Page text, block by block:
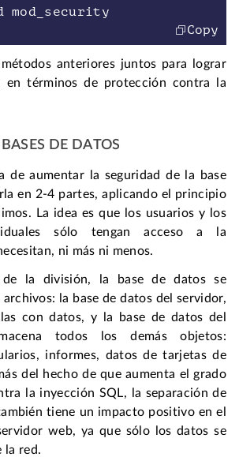
Copy
anteriores juntos para lograr
en términos de protección contra la
DE DATOS
de aumentar la seguridad de la base
en 2-4 partes, aplicando el principio
La idea es que los usuarios y los
sólo tengan acceso a la
ni más ni menos.
de la división, la base de datos se
archivos: la base de datos del servidor,
con datos, y la base de datos del
todos los demás objetos:
informes, datos de tarjetas de
del hecho de que aumenta el grado
la inyección SQL, la separación de
tiene un impacto positivo en el
web, ya que sólo los datos se
la red.